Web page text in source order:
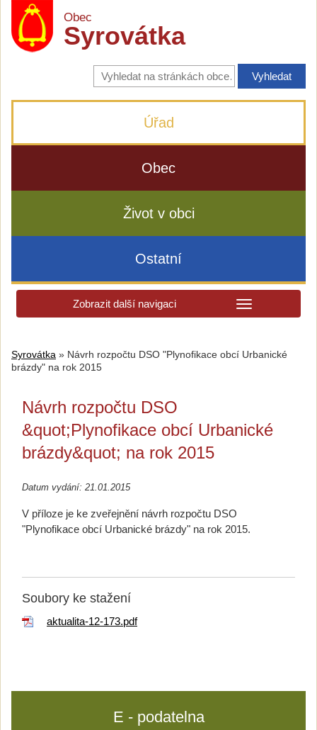
Obec
Syrovátka
Vyhledávání
na
stránkách
Úřad
Obec
Život v obci
Ostatní
Zobrazit další navigaci
Syrovátka » Návrh rozpočtu DSO "Plynofikace obcí Urbanické
brázdy" na rok 2015
Návrh rozpočtu DSO
&quot;Plynofikace obcí Urbanické
brázdy&quot; na rok 2015
Datum vydání: 21.01.2015
V příloze je ke zveřejnění návrh rozpočtu DSO
"Plynofikace obcí Urbanické brázdy" na rok 2015.
Soubory ke stažení
aktualita-12-173.pdf
E - podatelna